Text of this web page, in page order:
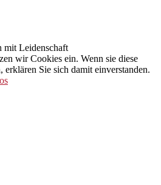
mit Leidenschaft
wir Cookies ein. Wenn sie diese
erklären Sie sich damit einverstanden.